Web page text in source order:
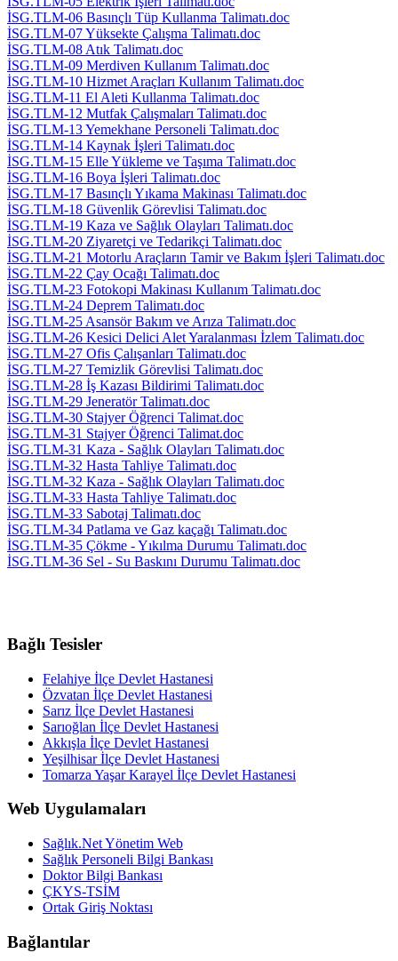
İSG.TLM-06 Basınçlı Tüp Kullanma Talimatı.doc
İSG.TLM-07 Yüksekte Çalışma Talimatı.doc
İSG.TLM-08 Atık Talimatı.doc
İSG.TLM-09 Merdiven Kullanım Talimatı.doc
İSG.TLM-10 Hizmet Araçları Kullanım Talimatı.doc
İSG.TLM-11 El Aleti Kullanma Talimatı.doc
İSG.TLM-12 Mutfak Çalışmaları Talimatı.doc
İSG.TLM-13 Yemekhane Personeli Talimatı.doc
İSG.TLM-14 Kaynak İşleri Talimatı.doc
İSG.TLM-15 Elle Yükleme ve Taşıma Talimatı.doc
İSG.TLM-16 Boya İşleri Talimatı.doc
İSG.TLM-17 Basınçlı Yıkama Makinası Talimatı.doc
İSG.TLM-18 Güvenlik Görevlisi Talimatı.doc
İSG.TLM-19 Kaza ve Sağlık Olayları Talimatı.doc
İSG.TLM-20 Ziyaretçi ve Tedarikçi Talimatı.doc
İSG.TLM-21 Motorlu Araçların Tamir ve Bakım İşleri Talimatı.doc
İSG.TLM-22 Çay Ocağı Talimatı.doc
İSG.TLM-23 Fotokopi Makinası Kullanım Talimatı.doc
İSG.TLM-24 Deprem Talimatı.doc
İSG.TLM-25 Asansör Bakım ve Arıza Talimatı.doc
İSG.TLM-26 Kesici Delici Alet Yaralanması İzlem Talimatı.doc
İSG.TLM-27 Ofis Çalışanları Talimatı.doc
İSG.TLM-27 Temizlik Görevlisi Talimatı.doc
İSG.TLM-28 İş Kazası Bildirimi Talimatı.doc
İSG.TLM-29 Jeneratör Talimatı.doc
İSG.TLM-30 Stajyer Öğrenci Talimat.doc
İSG.TLM-31 Stajyer Öğrenci Talimat.doc
İSG.TLM-31 Kaza - Sağlık Olayları Talimatı.doc
İSG.TLM-32 Hasta Tahliye Talimatı.doc
İSG.TLM-32 Kaza - Sağlık Olayları Talimatı.doc
İSG.TLM-33 Hasta Tahliye Talimatı.doc
İSG.TLM-33 Sabotaj Talimatı.doc
İSG.TLM-34 Patlama ve Gaz kaçağı Talimatı.doc
İSG.TLM-35 Çökme - Yıkılma Durumu Talimatı.doc
İSG.TLM-36 Sel - Su Baskını Durumu Talimatı.doc
Bağlı Tesisler
Felahiye İlçe Devlet Hastanesi
Özvatan İlçe Devlet Hastanesi
Sarız İlçe Devlet Hastanesi
Sarıoğlan İlçe Devlet Hastanesi
Akkışla İlçe Devlet Hastanesi
Yeşilhisar İlçe Devlet Hastanesi
Tomarza Yaşar Karayel İlçe Devlet Hastanesi
Web Uygulamaları
Sağlık.Net Yönetim Web
Sağlık Personeli Bilgi Bankası
Doktor Bilgi Bankası
ÇKYS-TSİM
Ortak Giriş Noktası
Bağlantılar